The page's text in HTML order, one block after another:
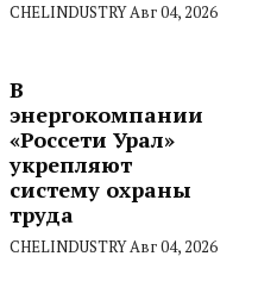
CHELINDUSTRYАвг 04, 2026
В
энергокомпании
«Россети Урал»
укрепляют
систему охраны
труда
CHELINDUSTRYАвг 04, 2026